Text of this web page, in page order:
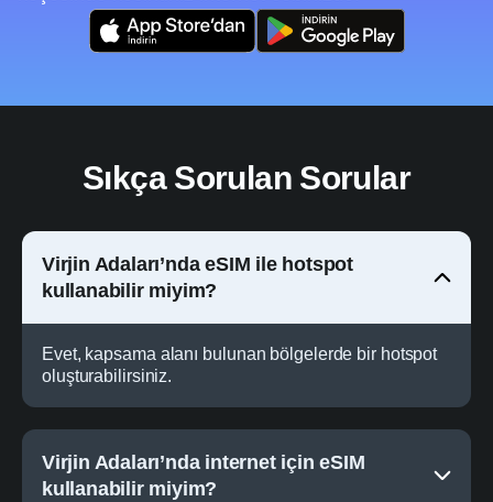
Sıkça Sorulan Sorular
Virjin Adaları’nda eSIM ile hotspot
kullanabilir miyim?
Evet, kapsama alanı bulunan bölgelerde bir hotspot
oluşturabilirsiniz.
Virjin Adaları’nda internet için eSIM
kullanabilir miyim?